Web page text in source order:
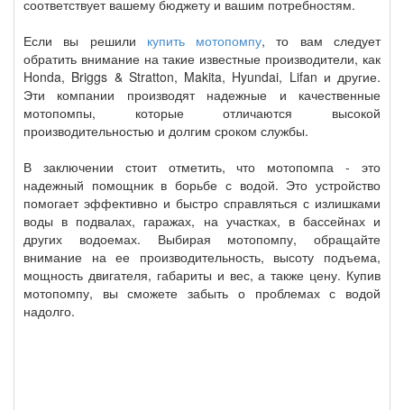
соответствует вашему бюджету и вашим потребностям.
Если вы решили купить мотопомпу, то вам следует
обратить внимание на такие известные производители, как
Honda, Briggs & Stratton, Makita, Hyundai, Lifan и другие.
Эти компании производят надежные и качественные
мотопомпы, которые отличаются высокой
производительностью и долгим сроком службы.
В заключении стоит отметить, что мотопомпа - это
надежный помощник в борьбе с водой. Это устройство
помогает эффективно и быстро справляться с излишками
воды в подвалах, гаражах, на участках, в бассейнах и
других водоемах. Выбирая мотопомпу, обращайте
внимание на ее производительность, высоту подъема,
мощность двигателя, габариты и вес, а также цену. Купив
мотопомпу, вы сможете забыть о проблемах с водой
надолго.